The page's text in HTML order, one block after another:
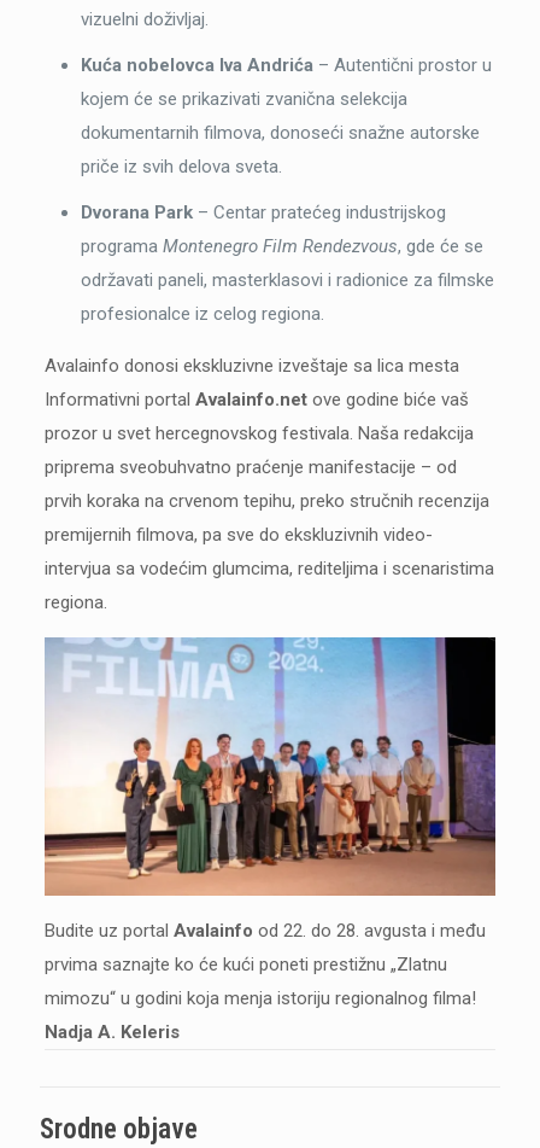
vizuelni doživljaj.
Kuća nobelovca Iva Andrića– Autentični prostor u
kojem će se prikazivati zvanična selekcija
dokumentarnih filmova, donoseći snažne autorske
priče iz svih delova sveta.
Dvorana Park– Centar pratećeg industrijskog
programa Montenegro Film Rendezvous, gde će se
održavati paneli, masterklasovi i radionice za filmske
profesionalce iz celog regiona.
Avalainfo donosi ekskluzivne izveštaje sa lica mesta
Informativni portal Avalainfo.netove godine biće vaš
prozor u svet hercegnovskog festivala. Naša redakcija
priprema sveobuhvatno praćenje manifestacije – od
prvih koraka na crvenom tepihu, preko stručnih recenzija
premijernih filmova, pa sve do ekskluzivnih video-
intervjua sa vodećim glumcima, rediteljima i scenaristima
regiona.
Budite uz portal Avalainfo od 22. do 28. avgusta i među
prvima saznajte ko će kući poneti prestižnu „Zlatnu
mimozu“ u godini koja menja istoriju regionalnog filma!
Nadja A. Keleris
Srodne objave